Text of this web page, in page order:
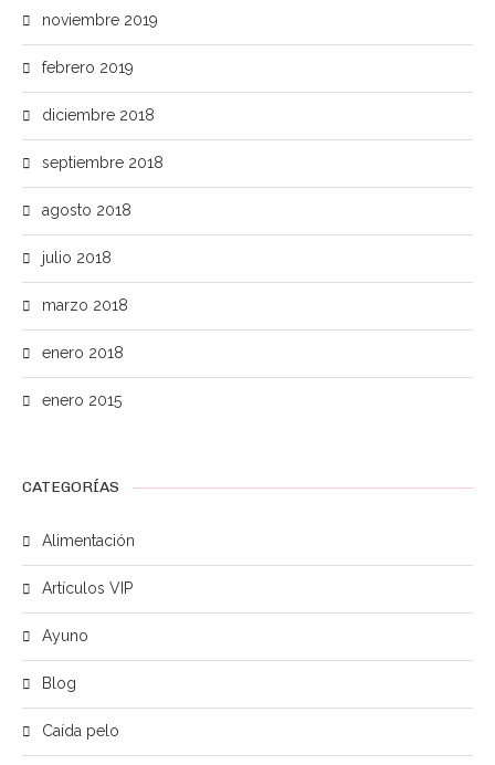
noviembre 2019
febrero 2019
diciembre 2018
septiembre 2018
agosto 2018
julio 2018
marzo 2018
enero 2018
enero 2015
CATEGORÍAS
Alimentación
Artículos VIP
Ayuno
Blog
Caída pelo